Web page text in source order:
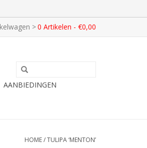
>0 Artikelen - €0,00
AANBIEDINGEN
HOME/TULIPA ‘MENTON’